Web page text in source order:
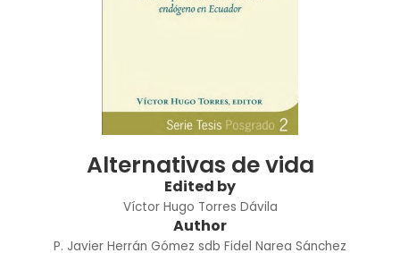
Alternativas de vida
Edited by
Víctor Hugo Torres Dávila
Author
P. Javier Herrán Gómez sdb Fidel Narea Sánchez